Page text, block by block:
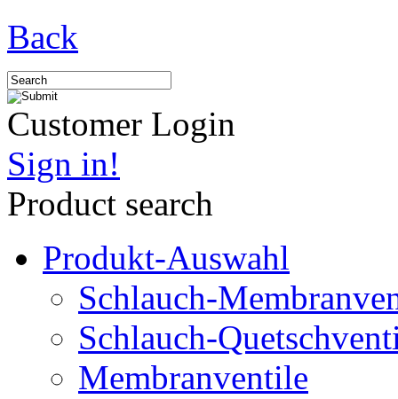
Back
Customer Login
Sign in!
Product search
Produkt-Auswahl
Schlauch-
Schlauch-
Membranventile